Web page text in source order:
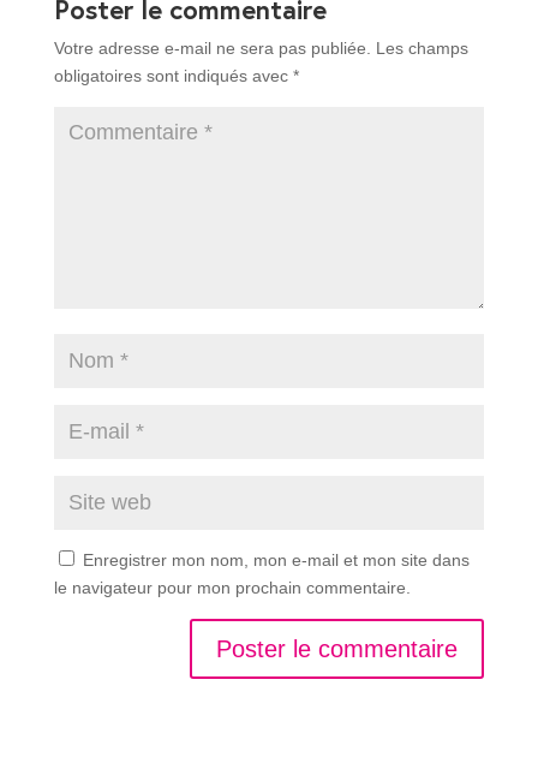
Poster le commentaire
Votre adresse e-mail ne sera pas publiée.
Les champs
obligatoires sont indiqués avec *
Enregistrer mon nom, mon e-mail et mon site dans
le navigateur pour mon prochain commentaire.